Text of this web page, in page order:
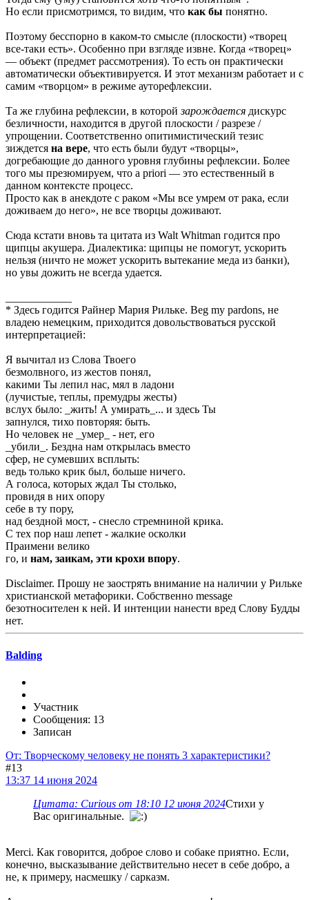
Но если присмотримся, то видим, что как бы понятно.
Поэтому бесспорно в каком-то смысле (плоскости) «творец
все-таки есть». Особенно при взгляде извне. Когда «творец»
— объект (предмет рассмотрения). То есть он практически
автоматически объективируется. И этот механизм работает и с
самим «творцом» в режиме ауторефлексии.
Та же глубина рефлексии, в которойзарождается дискурс
безличности, находится в другой плоскости / разрезе /
упрощении. Соответственно опитимистический тезис
зиждется на вере, что есть были будут «творцы»,
догребающие до данного уровня глубины рефлексии. Более
того мы презюмируем, что a priori — это естественный в
данном контексте процесс.
Просто как в анекдоте с раком «Мы все умрем от рака, если
доживаем до него», не все творцы доживают.
Сюда кстати вновь та цитата из Walt Whitman годится про
щипцы акушера. Диалектика: щипцы не помогут, ускорить
нельзя (ничто не может ускорить вытекание меда из банки),
но увы дожить не всегда удается.
* Здесь годится Райнер Мария Рильке. Beg my pardons, не
владею немецким, приходится довольствоваться русской
интерпретацией:
Я вычитал из Слова Твоего
безмолвного, из жестов понял,
какими Ты лепил нас, мял в ладони
(лучистые, теплы, премудры жесты)
вслух было: _жить! А умирать_... и здесь Ты
запнулся, тихо повторяя: быть.
Но человек не _умер_ - нет, его
_убили_. Бездна нам открылась вместо
сфер, не сумевших всплыть:
ведь только крик был, больше ничего.
А голоса, которых ждал Ты столько,
провидя в них опору
себе в ту пору,
над бездной мост, - снесло стремниной крика.
С тех пор наш лепет - жалкие осколки
Праимени велико
го, и нам, заикам, эти крохи впору.
Disclaimer. Прошу не заострять внимание на наличии у Рильке
христианской метафорики. Собственно message
безотносителен к ней. И интенции нанести вред Слову Будды
нет.
Balding
Участник
Сообщения: 13
Записан
От: Творческому человеку не понять 3 характеристики?
#13
13:37 14 июня 2024
Цитата: Curious от 18:10 12 июня 2024Стихи у
Вас оригинальные.
Merci. Как говорится, доброе слово и собаке приятно. Если,
конечно, высказывание действительно несет в себе добро, а
не, к примеру, насмешку / сарказм.